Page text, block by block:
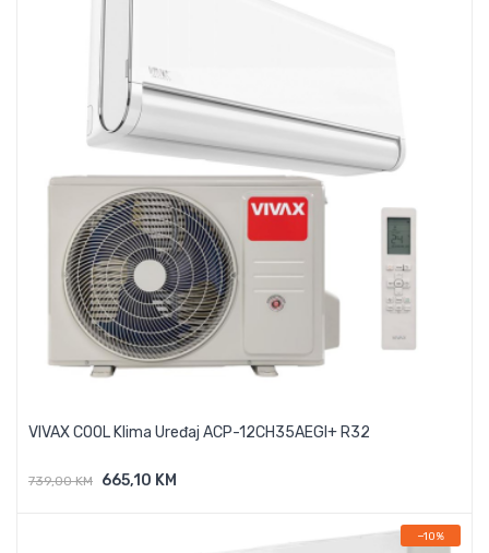
VIVAX COOL Klima Uređaj ACP-12CH35AEGI+ R32
739,00 KM 665,10 KM
Dodaj U Košaricu
−10%